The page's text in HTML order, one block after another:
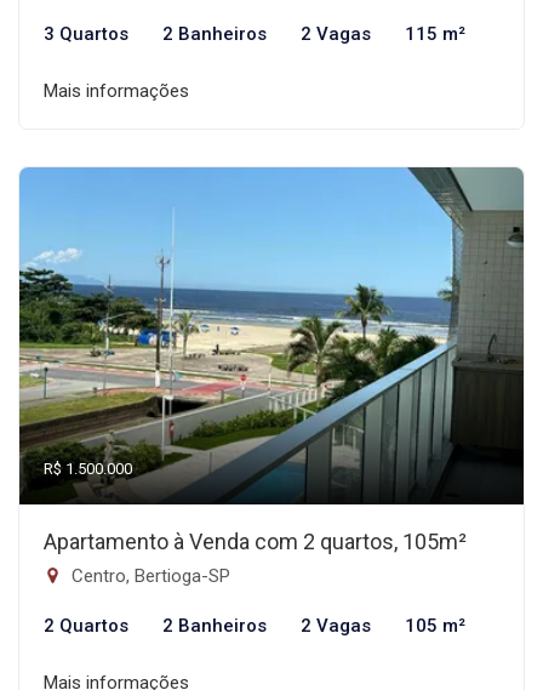
3 Quartos 2 Banheiros 2 Vagas 115 m²
Mais informações
R$ 1.500.000
Apartamento à Venda com 2 quartos, 105m²
Centro, Bertioga-SP
2 Quartos 2 Banheiros 2 Vagas 105 m²
Mais informações